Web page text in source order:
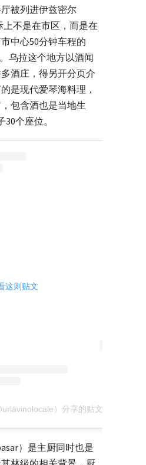
被列进伊兹密尔
上不是在市区，而是在
中心50分钟车程的
乌拉这个地方以酒闻
酒庄，得另开分页介
是现代爱琴海料理，
包含酒也是当地生
个座位。
这则贴文
）分享的贴文
）是主厨同时也是